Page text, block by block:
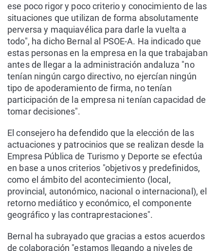
ese poco rigor y poco criterio y conocimiento de las
situaciones que utilizan de forma absolutamente
perversa y maquiavélica para darle la vuelta a
todo", ha dicho Bernal al PSOE-A. Ha indicado que
estas personas en la empresa en la que trabajaban
antes de llegar a la administración andaluza "no
tenían ningún cargo directivo, no ejercían ningún
tipo de apoderamiento de firma, no tenían
participación de la empresa ni tenían capacidad de
tomar decisiones".
El consejero ha defendido que la elección de las
actuaciones y patrocinios que se realizan desde la
Empresa Pública de Turismo y Deporte se efectúa
en base a unos criterios "objetivos y predefinidos,
como el ámbito del acontecimiento (local,
provincial, autonómico, nacional o internacional), el
retorno mediático y económico, el componente
geográfico y las contraprestaciones".
Bernal ha subrayado que gracias a estos acuerdos
de colaboración "estamos llegando a niveles de